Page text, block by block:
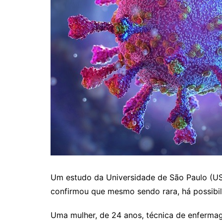
Um estudo da Universidade de São Paulo
confirmou que mesmo sendo rara, há
Uma mulher, de 24 anos, técnica de